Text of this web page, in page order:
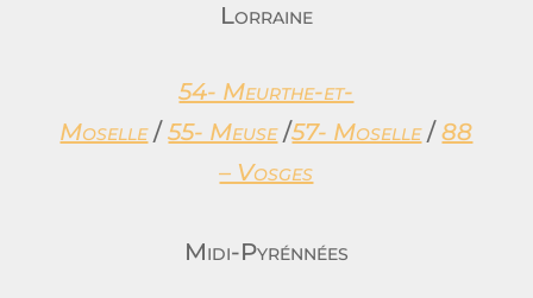
Lorraine
54- Meurthe-et-
Moselle / 55- Meuse /57- Moselle / 88
– Vosges
Midi-Pyrénnées